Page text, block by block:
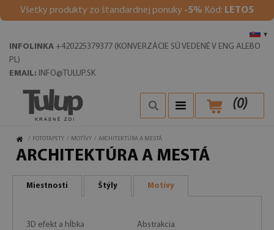
Všetky produkty zo štandardnej ponuky -5% Kód: LETO5
▾
INFOLINKA +420225379377 (KONVERZÁCIE SÚ VEDENÉ V ENG ALEBO
PL)
EMAIL: INFO@TULUP.SK
(0)
/ FOTOTAPETY / MOTÍVY / ARCHITEKTÚRA A MESTÁ
ARCHITEKTÚRA A MESTÁ
Miestnosti Štýly Motívy
3D efekt a hĺbka Abstrakcia